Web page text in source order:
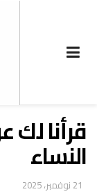
قرأنا لك
النساء
21 نوفمبر، 2025